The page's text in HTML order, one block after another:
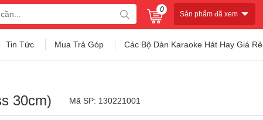
0
Sản phẩm đã xem
Tin Tức Mua Trả Góp Các Bộ Dàn Karaoke Hát Hay Giá Rẻ
30cm) Mã SP: 130221001